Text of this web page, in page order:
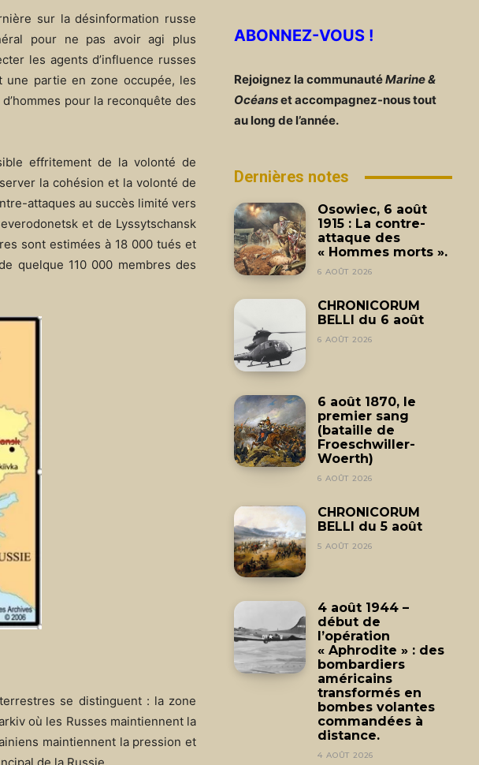
sur la désinformation russe
pour ne pas avoir agi plus
les agents d’influence russes
une partie en zone occupée, les
pour la reconquête des
effritement de la volonté de
la cohésion et la volonté de
attaques au succès limité vers
et de Lyssytschansk
sont estimées à 18 000 tués et
quelque 110 000 membres des
se distinguent : la zone
où les Russes maintiennent la
maintiennent la pression et
ABONNEZ-VOUS !
Rejoignez la communautéMarine &
Océanset accompagnez-nous tout
au long de l’année.
Dernières notes
Osowiec, 6 août
1915 : La contre-
attaque des
« Hommes morts ».
6 AOÛT 2026
CHRONICORUM
BELLI du 6 août
6 AOÛT 2026
6 août 1870, le
premier sang
(bataille de
Froeschwiller-
Woerth)
6 AOÛT 2026
CHRONICORUM
BELLI du 5 août
5 AOÛT 2026
4 août 1944 –
début de
l’opération
« Aphrodite » : des
bombardiers
américains
transformés en
bombes volantes
commandées à
distance.
4 AOÛT 2026